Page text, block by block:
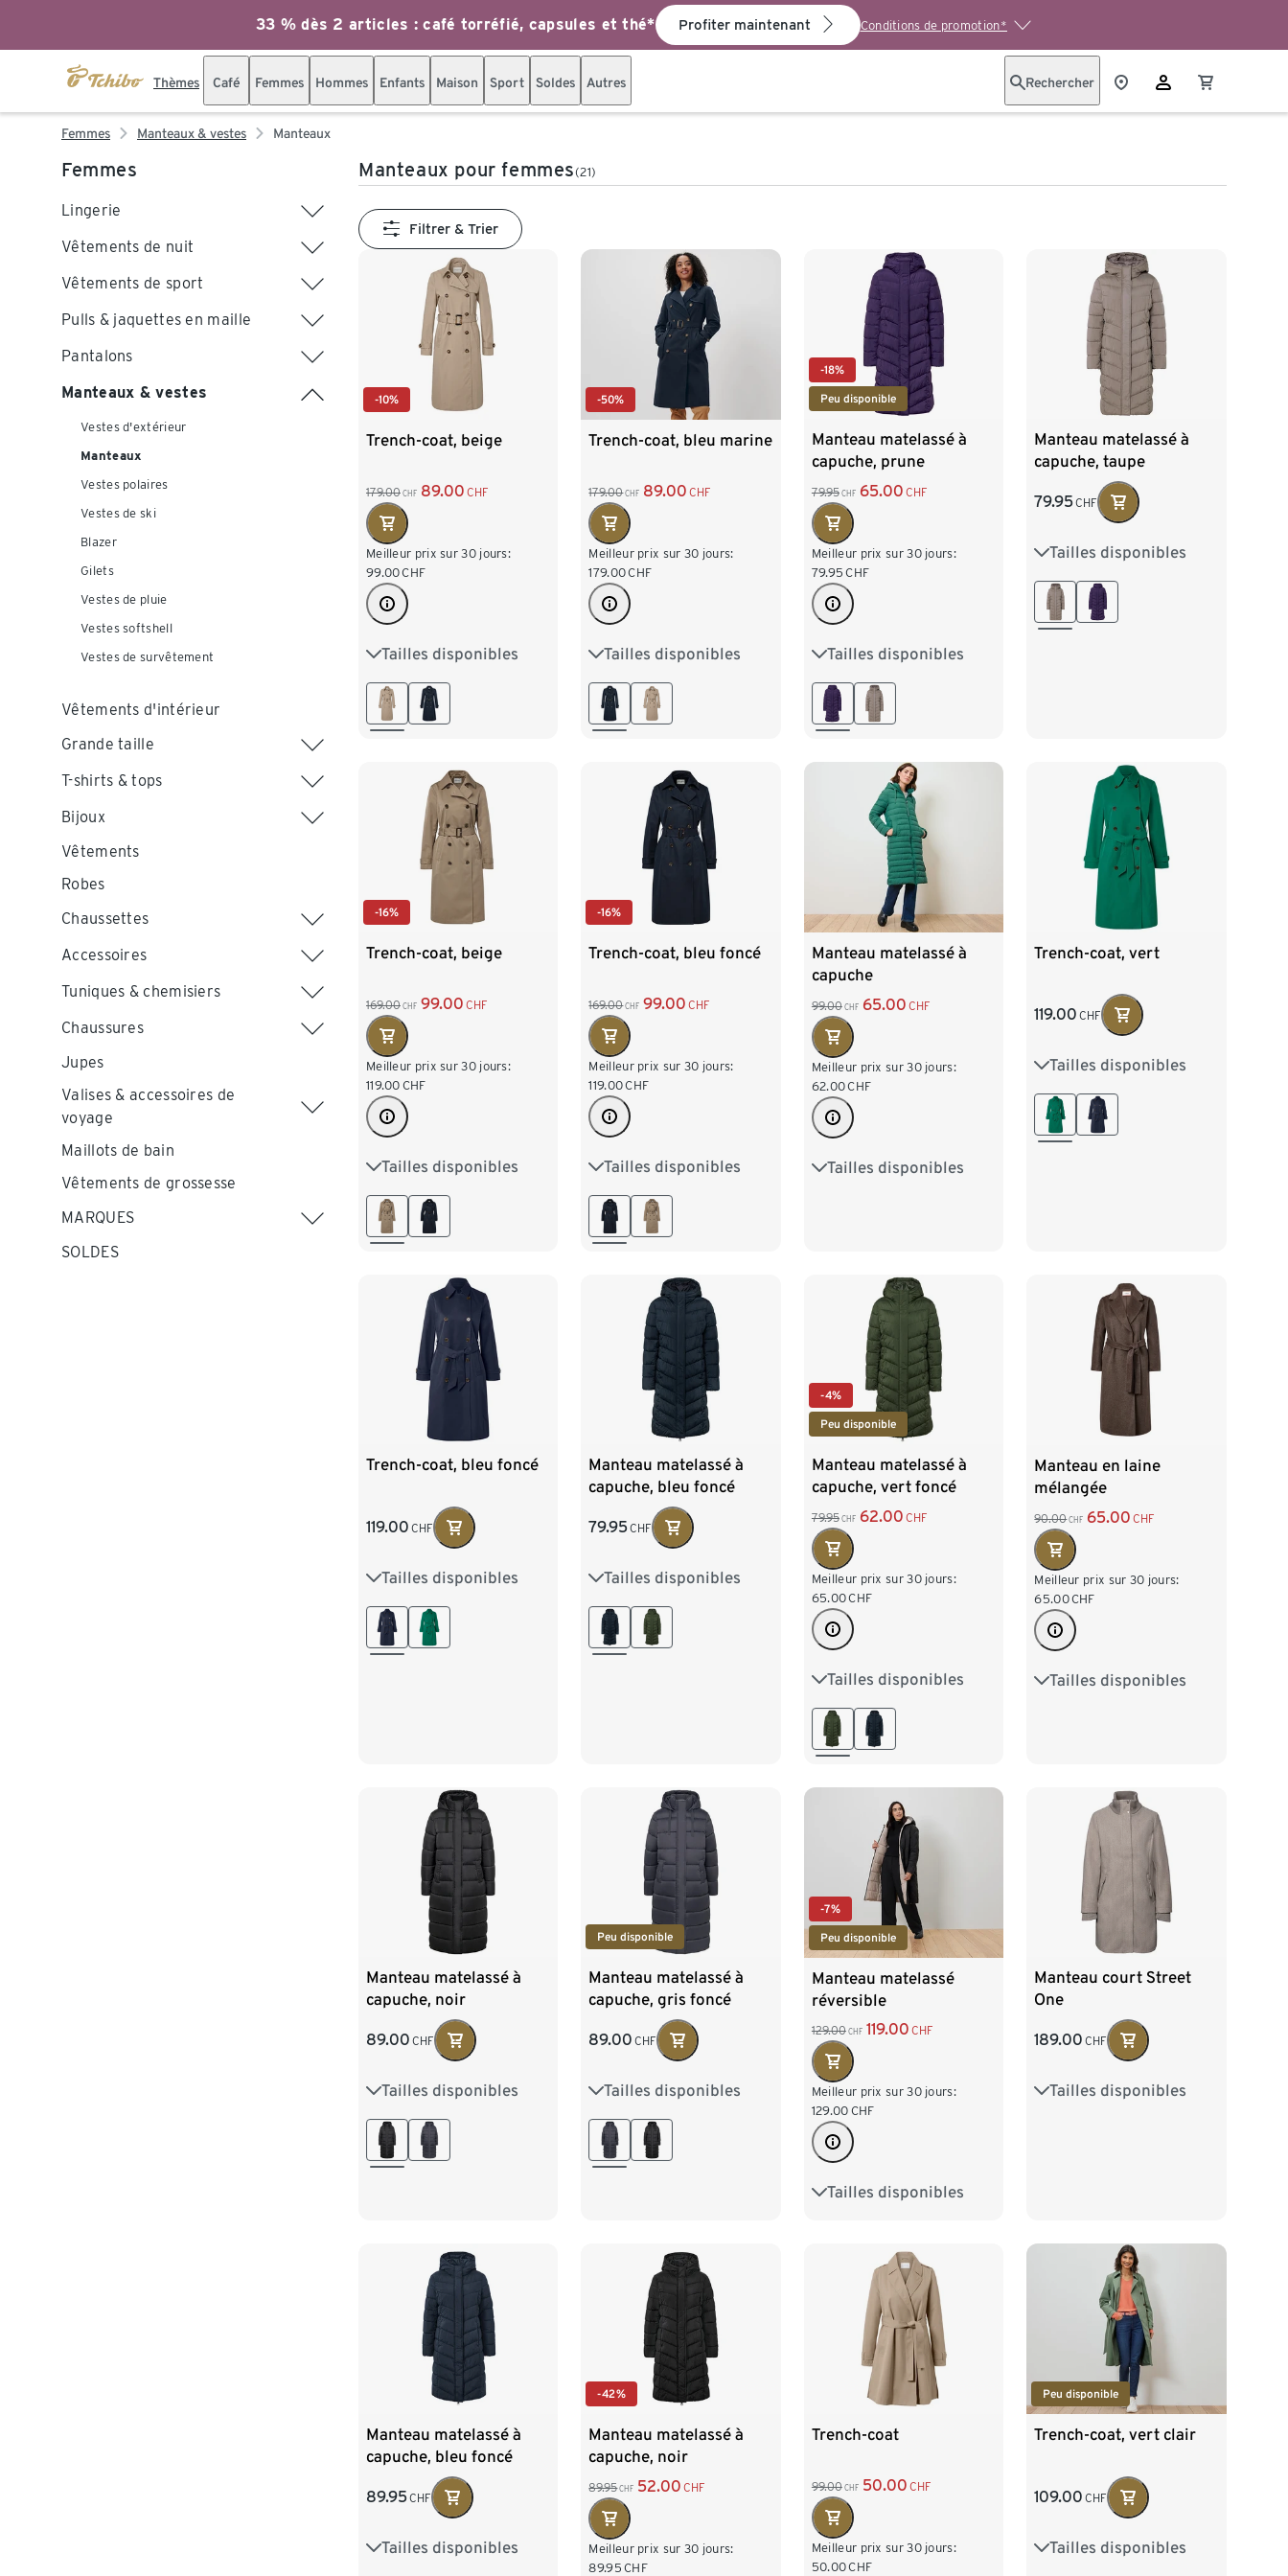
33 % dès 2 articles : café torréfié, capsules et thé* Profiter maintenant Conditions de promotion*
Thèmes Café Femmes Hommes Enfants Maison Sport Soldes Autres Rechercher
Femmes Manteaux & vestes Manteaux
Femmes
Lingerie
Vêtements de nuit
Vêtements de sport
Pulls & jaquettes en maille
Pantalons
Manteaux & vestes
Vestes d'extérieur
Manteaux
Vestes polaires
Vestes de ski
Blazer
Gilets
Vestes de pluie
Vestes softshell
Vestes de survêtement
Vêtements d'intérieur
Grande taille
T-shirts & tops
Bijoux
Vêtements
Robes
Chaussettes
Accessoires
Tuniques & chemisiers
Chaussures
Jupes
Valises & accessoires de
voyage
Maillots de bain
Vêtements de grossesse
MARQUES
SOLDES
Manteaux pour femmes(21)
Filtrer & Trier
-10%
Trench-coat, beige
179.00 CHF 89.00 CHF
Meilleur prix sur 30 jours:
99.00CHF
Tailles disponibles
36 38 40 42
44 46
-50%
Trench-coat, bleu marine
179.00 CHF 89.00 CHF
Meilleur prix sur 30 jours:
179.00CHF
Tailles disponibles
36 38 40 42
44 46
-18%
Peu disponible
Manteau matelassé à
capuche, prune
79.95 CHF 65.00 CHF
Meilleur prix sur 30 jours:
79.95 CHF
Tailles disponibles
36 38 40 42
44 46
Manteau matelassé à
capuche, taupe
79.95CHF
Tailles disponibles
36 38 40 42
44 46
-16%
Trench-coat, beige
169.00 CHF 99.00 CHF
Meilleur prix sur 30 jours:
119.00 CHF
Tailles disponibles
36 38 40 42
44 46
-16%
Trench-coat, bleu foncé
169.00 CHF 99.00 CHF
Meilleur prix sur 30 jours:
119.00CHF
Tailles disponibles
36 38 40 42
44 46
Manteau matelassé à
capuche
99.00 CHF 65.00 CHF
Meilleur prix sur 30 jours:
62.00CHF
Tailles disponibles
36 38 40 42
Trench-coat, vert
119.00 CHF
Tailles disponibles
36 38 40 42
44 46
Trench-coat, bleu foncé
119.00 CHF
Tailles disponibles
36 38 40 42
44 46
Manteau matelassé à
capuche, bleu foncé
79.95CHF
Tailles disponibles
36 38 40 42
44 46
-4%
Peu disponible
Manteau matelassé à
capuche, vert foncé
79.95 CHF 62.00 CHF
Meilleur prix sur 30 jours:
65.00CHF
Tailles disponibles
36 38 40 42
44 46
Manteau en laine
mélangée
90.00 CHF 65.00 CHF
Meilleur prix sur 30 jours:
65.00CHF
Tailles disponibles
36 38 40 42
Manteau matelassé à
capuche, noir
89.00 CHF
Tailles disponibles
36 38 40 42
44 46
Peu disponible
Manteau matelassé à
capuche, gris foncé
89.00 CHF
Tailles disponibles
36 38 40 42
44 46
-7%
Peu disponible
Manteau matelassé
réversible
129.00 CHF 119.00 CHF
Meilleur prix sur 30 jours:
129.00 CHF
Tailles disponibles
36 38 40 42
Manteau court Street
One
189.00 CHF
Tailles disponibles
36 38 40 42
Manteau matelassé à
capuche, bleu foncé
89.95CHF
Tailles disponibles
36 38 40 42
-42%
Manteau matelassé à
capuche, noir
89.95 CHF 52.00 CHF
Meilleur prix sur 30 jours:
89.95 CHF
Trench-coat
99.00 CHF 50.00 CHF
Meilleur prix sur 30 jours:
50.00CHF
Peu disponible
Trench-coat, vert clair
109.00 CHF
Tailles disponibles
34 36 38 40